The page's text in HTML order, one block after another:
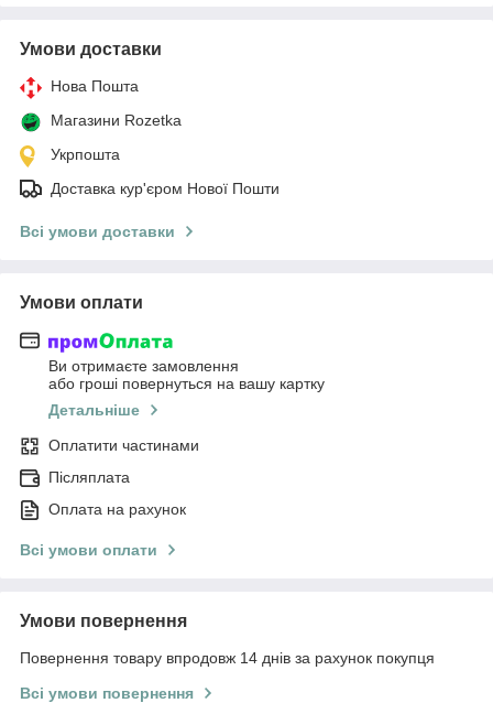
Умови доставки
Нова Пошта
Магазини Rozetka
Укрпошта
Доставка кур'єром Нової Пошти
Всі умови доставки
Умови оплати
Ви отримаєте замовлення
або гроші повернуться на вашу картку
Детальніше
Оплатити частинами
Післяплата
Оплата на рахунок
Всі умови оплати
Умови повернення
Повернення товару впродовж 14 днів за рахунок покупця
Всі умови повернення